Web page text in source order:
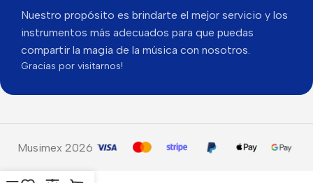
Nuestro propósito es brindarte el mejor servicio y los
instrumentos más adecuados para que puedas
compartir la magia de la música con nosotros.
Gracias por visitarnos!
Musimex 2026